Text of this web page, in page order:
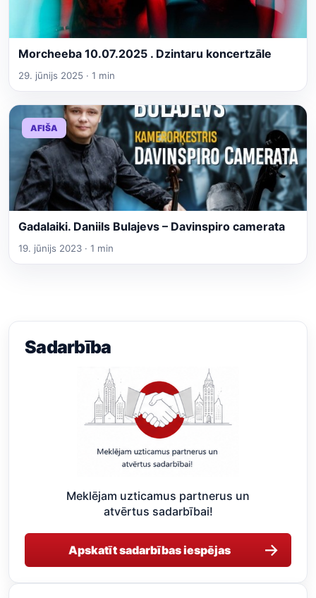
Morcheeba 10.07.2025 . Dzintaru koncertzāle
29. jūnijs 2025 · 1 min
AFIŠA
Gadalaiki. Daniils Bulajevs – Davinspiro camerata
19. jūnijs 2023 · 1 min
Sadarbība
Meklējam uzticamus partnerus un
atvērtus sadarbībai!
Apskatīt sadarbības iespējas →